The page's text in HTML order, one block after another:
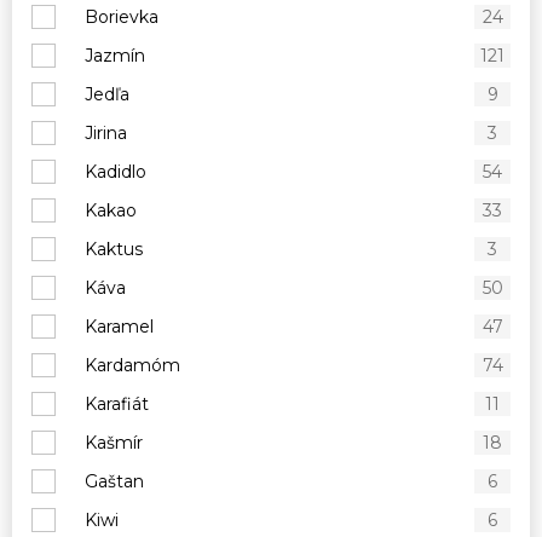
Borievka
24
Jazmín
121
Jedľa
9
Jirina
3
Kadidlo
54
Kakao
33
Kaktus
3
Káva
50
Karamel
47
Kardamóm
74
Karafiát
11
Kašmír
18
Gaštan
6
Kiwi
6